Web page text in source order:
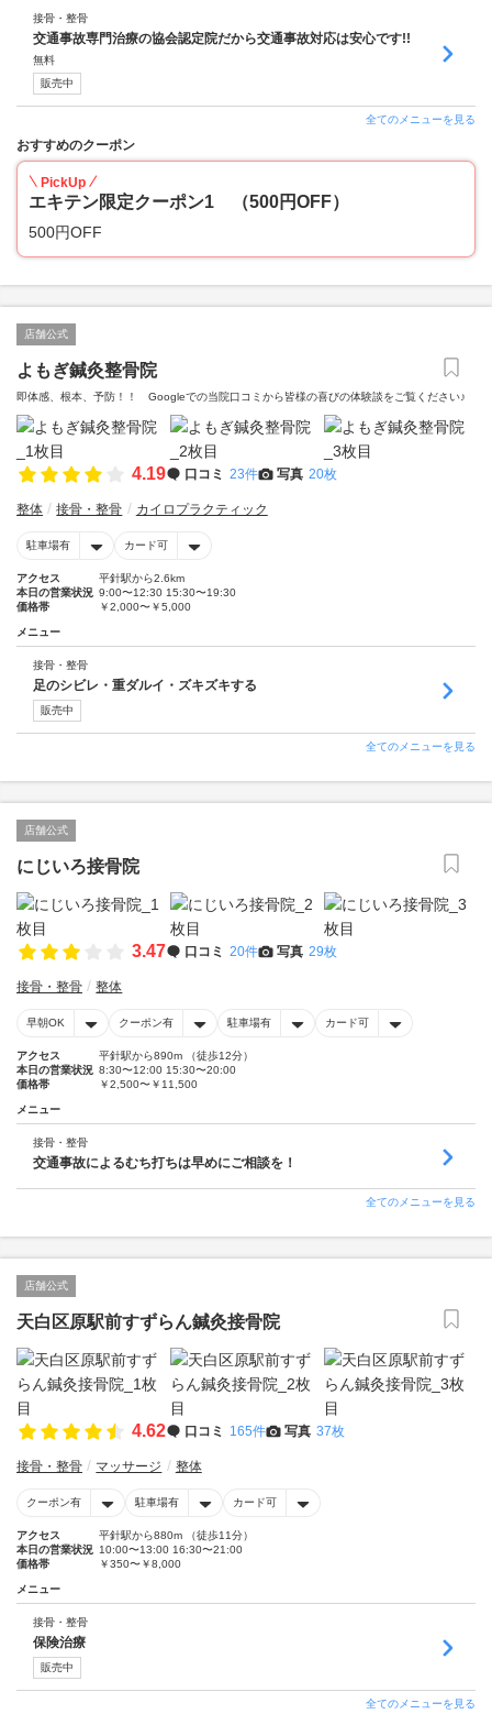
接骨・整骨
交通事故専門治療の協会認定院だから交通事故対応は安心です!!
無料
販売中
全てのメニューを見る
おすすめのクーポン
PickUp
エキテン限定クーポン1 （500円OFF）
500円OFF
店舗公式
よもぎ鍼灸整骨院
即体感、根本、予防！！ Googleでの当院口コミから皆様の喜びの体験談をご覧ください♪
4.19 口コミ 23件 写真 20枚
整体 接骨・整骨 カイロプラクティック
駐車場有 カード可
アクセス
平針駅から2.6km
本日の営業状況 9:00〜12:30 15:30〜19:30
価格帯
￥2,000〜￥5,000
メニュー
接骨・整骨
足のシビレ・重ダルイ・ズキズキする
販売中
全てのメニューを見る
店舗公式
にじいろ接骨院
3.47 口コミ 20件 写真 29枚
接骨・整骨 整体
早朝OK クーポン有 駐車場有 カード可
アクセス
平針駅から890m （徒歩12分）
本日の営業状況 8:30〜12:00 15:30〜20:00
価格帯
￥2,500〜￥11,500
メニュー
接骨・整骨
交通事故によるむち打ちは早めにご相談を！
全てのメニューを見る
店舗公式
天白区原駅前すずらん鍼灸接骨院
4.62 口コミ 165件 写真 37枚
接骨・整骨 マッサージ 整体
クーポン有 駐車場有 カード可
アクセス
平針駅から880m （徒歩11分）
本日の営業状況 10:00〜13:00 16:30〜21:00
価格帯
￥350〜￥8,000
メニュー
接骨・整骨
保険治療
販売中
全てのメニューを見る